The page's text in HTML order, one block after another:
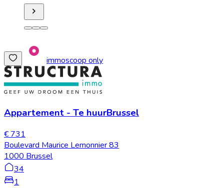
immoscoop only
Appartement - Te huurBrussel
€ 731
Boulevard Maurice Lemonnier 83
1000 Brussel
34
1